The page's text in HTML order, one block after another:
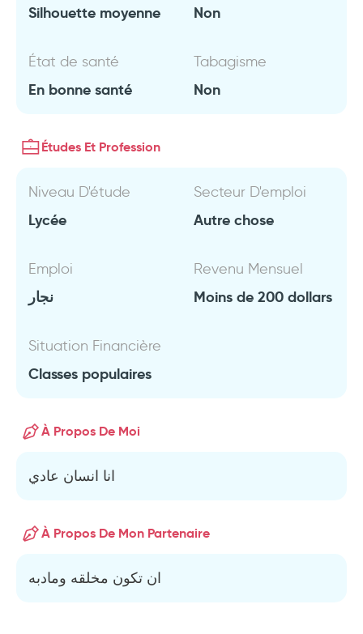
Silhouette moyenne Non
État de santé
En bonne santé
Tabagisme
Non
Études Et Profession
Niveau D'étude
Lycée
Secteur D'emploi
Autre chose
Emploi
نجار
Revenu Mensuel
Moins de 200 dollars
Situation Financière
Classes populaires
À Propos De Moi
انا انسان عادي
À Propos De Mon Partenaire
ان تكون مخلقه ومادبه